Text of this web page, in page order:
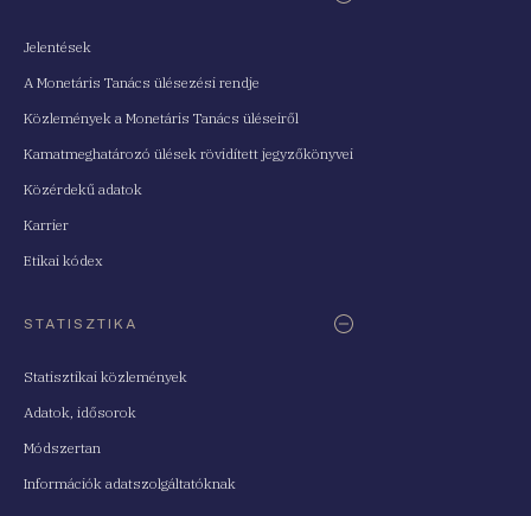
Jelentések
A Monetáris Tanács ülésezési rendje
Közlemények a Monetáris Tanács üléseiről
Kamatmeghatározó ülések rövidített jegyzőkönyvei
Közérdekű adatok
Karrier
Etikai kódex
STATISZTIKA
Statisztikai közlemények
Adatok, idősorok
Módszertan
Információk adatszolgáltatóknak